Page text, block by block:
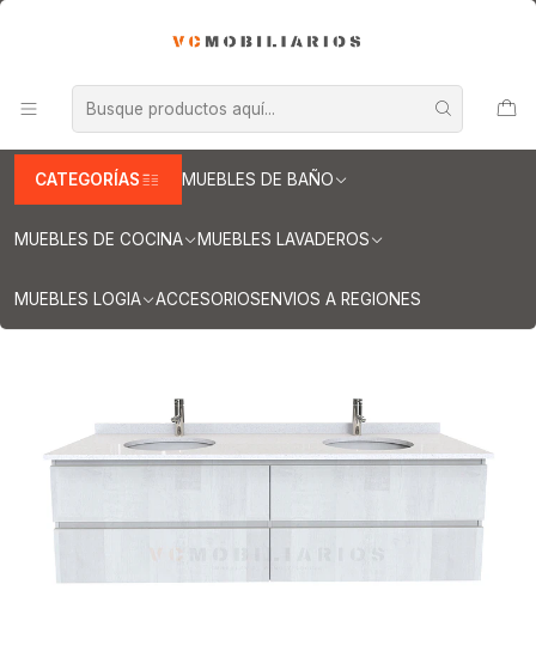
CATEGORÍAS MUEBLES DE BAÑO
MUEBLES DE COCINA MUEBLES LAVADEROS
MUEBLES LOGIA ACCESORIOSENVIOS A REGIONES
Muebles vanitorios aereo doble
Mueble vanitorios aereo - Doble de cuarzo
Muebles vanitorios aereo doble cuarzo / 180 cm
Mueble vanitorio Doble Aéreo de 180 cm / M4-1823 -DA / Legno